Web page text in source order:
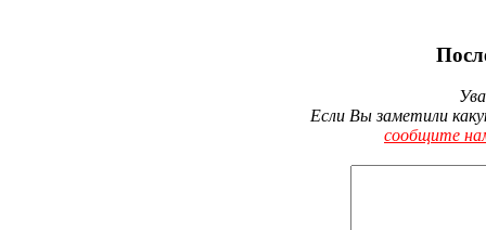
Если Вы заметили
сообщите